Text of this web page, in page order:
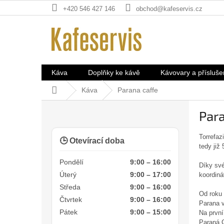
na
+420 546 427 146 obchod@kafeservis.cz
Káva Doplňky ke kávě Kávovary a
Domů Káva Parana caffe
🕒 Otevírací doba
Pondělí
9:00 – 16:00
Úterý
9:00 – 17:00
Středa
9:00 – 16:00
Čtvrtek
9:00 – 16:00
Pátek
9:00 – 15:00
tedy již
Díky
Od roku
Parana
Na
Paraná